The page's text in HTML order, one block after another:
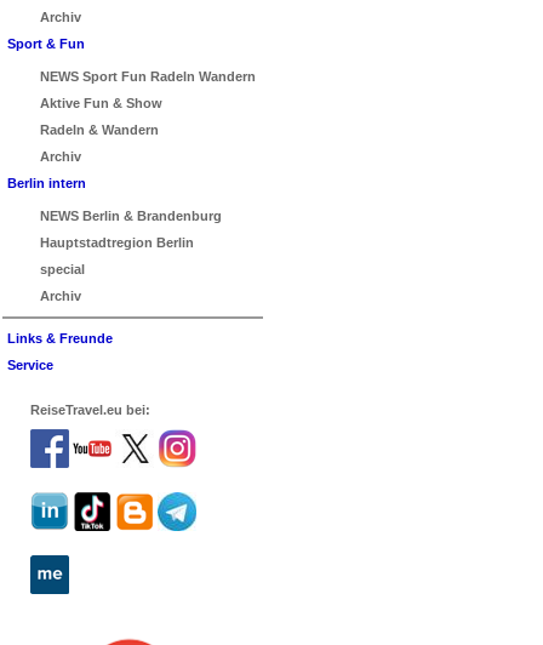
Archiv
Sport & Fun
NEWS Sport Fun Radeln Wandern
Aktive Fun & Show
Radeln & Wandern
Archiv
Berlin intern
NEWS Berlin & Brandenburg
Hauptstadtregion Berlin
special
Archiv
Links & Freunde
Service
ReiseTravel.eu bei: